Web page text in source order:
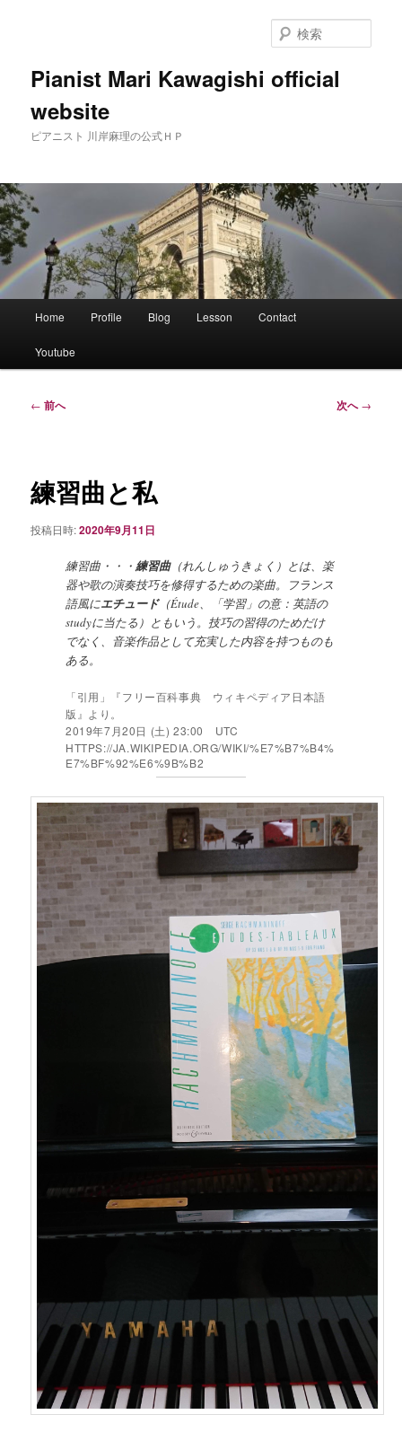
移
動
Pianist Mari Kawagishi official
website
ピアニスト 川岸麻理の公式ＨＰ
索
メ
Home Profile Blog Lesson Contact
Youtube
投
ゲ
ー
ョ
← 前へ 次へ→
練習曲と私
投稿日時:2020年9月11日
練習曲・・・練習曲（れんしゅうきょく）とは、楽
器や歌の演奏技巧を修得するための楽曲。フランス
語風にエチュード（Étude、「学習」の意：英語の
studyに当たる）ともいう。技巧の習得のためだけ
でなく、音楽作品として充実した内容を持つものも
ある。
「引用」『フリー百科事典 ウィキペディア日本語
版』より。
2019年7月20日 (土) 23:00 UTC
HTTPS://JA.WIKIPEDIA.ORG/WIKI/%E7%B7%B4%
E7%BF%92%E6%9B%B2